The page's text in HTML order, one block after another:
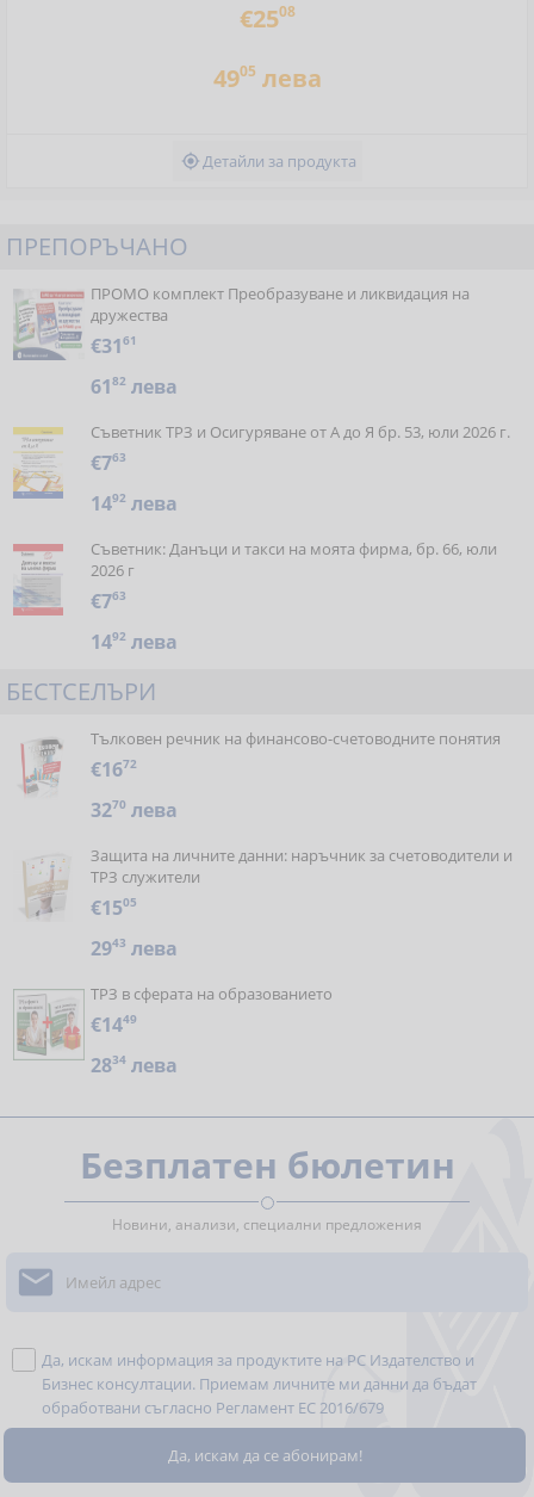
€2508
4905 лева
Детайли за продукта
ПРЕПОРЪЧАНО
ПРОМО комплект Преобразуване и ликвидация на
дружества
€3161
6182 лева
Съветник ТРЗ и Осигуряване от А до Я бр. 53, юли 2026 г.
€763
1492 лева
Съветник: Данъци и такси на моята фирма, бр. 66, юли
2026 г
€763
1492 лева
БЕСТСЕЛЪРИ
Тълковен речник на финансово-счетоводните понятия
€1672
3270 лева
Защита на личните данни: наръчник за счетоводители и
ТРЗ служители
€1505
2943 лева
ТРЗ в сферата на образованието
€1449
2834 лева
Безплатен бюлетин
Новини, анализи, специални предложения

Да, искам информация за продуктите на РС Издателство и
Бизнес консултации. Приемам личните ми данни да бъдат
обработвани съгласно Регламент ЕС 2016/679